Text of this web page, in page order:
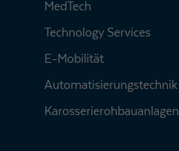
MedTech
Technology Services
E-Mobilität
Automatisierungstechnik
Karosserierohbauanlagen